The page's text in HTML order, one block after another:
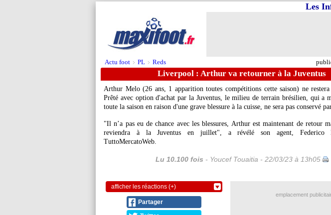
Actu foot > PL > Reds
Les
Liverpool : Arthur va retourner à la Juventus
Arthur Melo (26 ans, 1 apparition toutes compétitions cette saison) ne
Prêté avec option d'achat par la Juventus, le milieu de terrain brésilien, qui a
toute la saison en raison d'une grave blessure à la cuisse, ne sera pas conservé
"Il n’a pas eu de chance avec les blessures, Arthur est maintenant de retour
reviendra à la Juventus en juillet", a révélé son agent, Federico
TuttoMercatoWeb.
Lu 10.100 fois - Youcef Touaitia - 22/03/23 à 13h05
afficher les réactions (+)
Partager
emplacement